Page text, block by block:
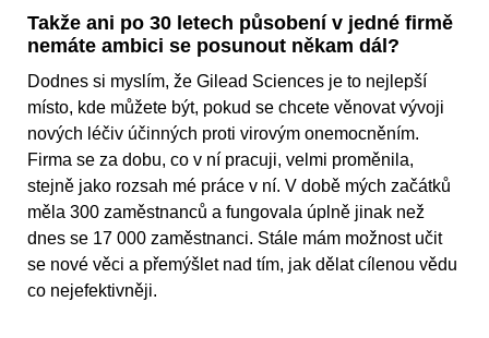
Takže ani po 30 letech působení v jedné firmě
nemáte ambici se posunout někam dál?
Dodnes si myslím, že Gilead Sciences je to nejlepší
místo, kde můžete být, pokud se chcete věnovat vývoji
nových léčiv účinných proti virovým onemocněním.
Firma se za dobu, co v ní pracuji, velmi proměnila,
stejně jako rozsah mé práce v ní. V době mých začátků
měla 300 zaměstnanců a fungovala úplně jinak než
dnes se 17 000 zaměstnanci. Stále mám možnost učit
se nové věci a přemýšlet nad tím, jak dělat cílenou vědu
co nejefektivněji.